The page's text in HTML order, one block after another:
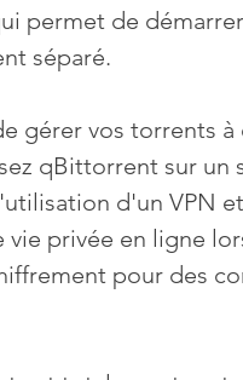
permet de
séparé.
gérer vos torrents à
qBittorrent sur un
d'un VPN
privée en ligne
pour des